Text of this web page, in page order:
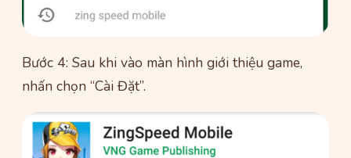
Bước 4: Sau khi vào màn hình giới thiệu game,
nhấn chọn “Cài Đặt”.